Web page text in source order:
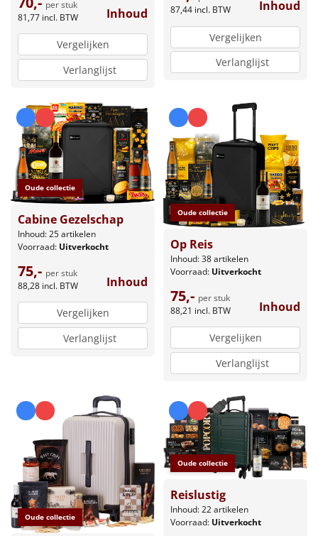
per stuk
81,77 incl. BTW Inhoud
Vergelijken
Verlanglijst
87,44 incl. BTW Inhoud
Vergelijken
Verlanglijst
Oude collectie
Cabine Gezelschap
Inhoud: 25 artikelen
Voorraad: Uitverkocht
75,- per stuk
88,28 incl. BTW Inhoud
Vergelijken
Verlanglijst
Oude collectie
Op Reis
Inhoud: 38 artikelen
Voorraad: Uitverkocht
75,- per stuk
88,21 incl. BTW Inhoud
Vergelijken
Verlanglijst
Oude collectie
Oude collectie
Reislustig
Inhoud: 22 artikelen
Voorraad: Uitverkocht